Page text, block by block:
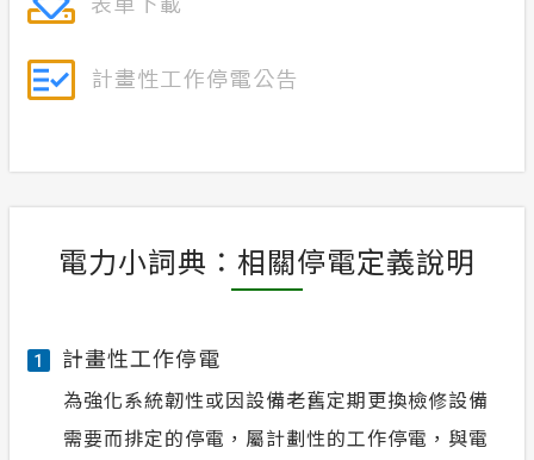
電力小詞典：相關停電定義說明
1 計畫性工作停電
為強化系統韌性或因設備老舊定期更換檢修設備
需要而排定的停電，屬計劃性的工作停電，與電